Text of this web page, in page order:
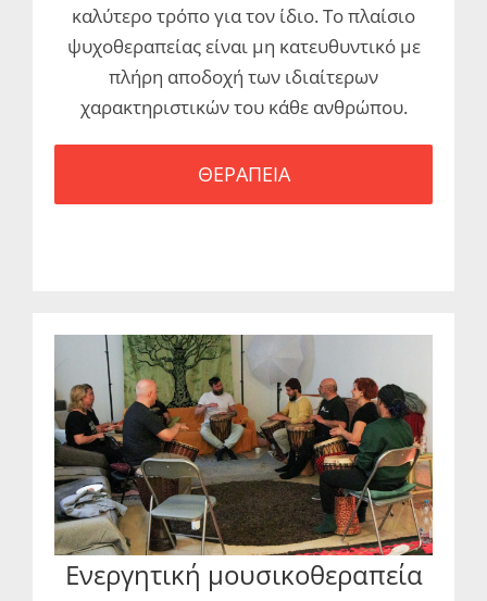
καλύτερο τρόπο για τον ίδιο. Το πλαίσιο
ψυχοθεραπείας είναι μη κατευθυντικό με
πλήρη αποδοχή των ιδιαίτερων
χαρακτηριστικών του κάθε ανθρώπου.
ΘΕΡΑΠΕΙΑ
Ενεργητική μουσικοθεραπεία